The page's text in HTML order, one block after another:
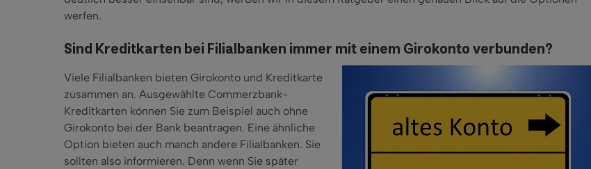
werfen.
Sind Kreditkarten bei Filialbanken immer mit einem Girokonto verbunden?
Viele Filialbanken bieten Girokonto und Kreditkarte
zusammen an. Ausgewählte Commerzbank-
Kreditkarten können Sie zum Beispiel auch ohne
Girokonto bei der Bank beantragen. Eine ähnliche
Option bieten auch manch andere Filialbanken. Sie
sollten also informieren. Denn wenn Sie später